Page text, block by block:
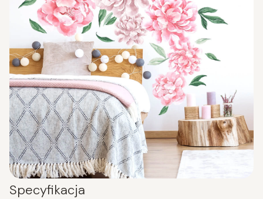
Specyfikacja